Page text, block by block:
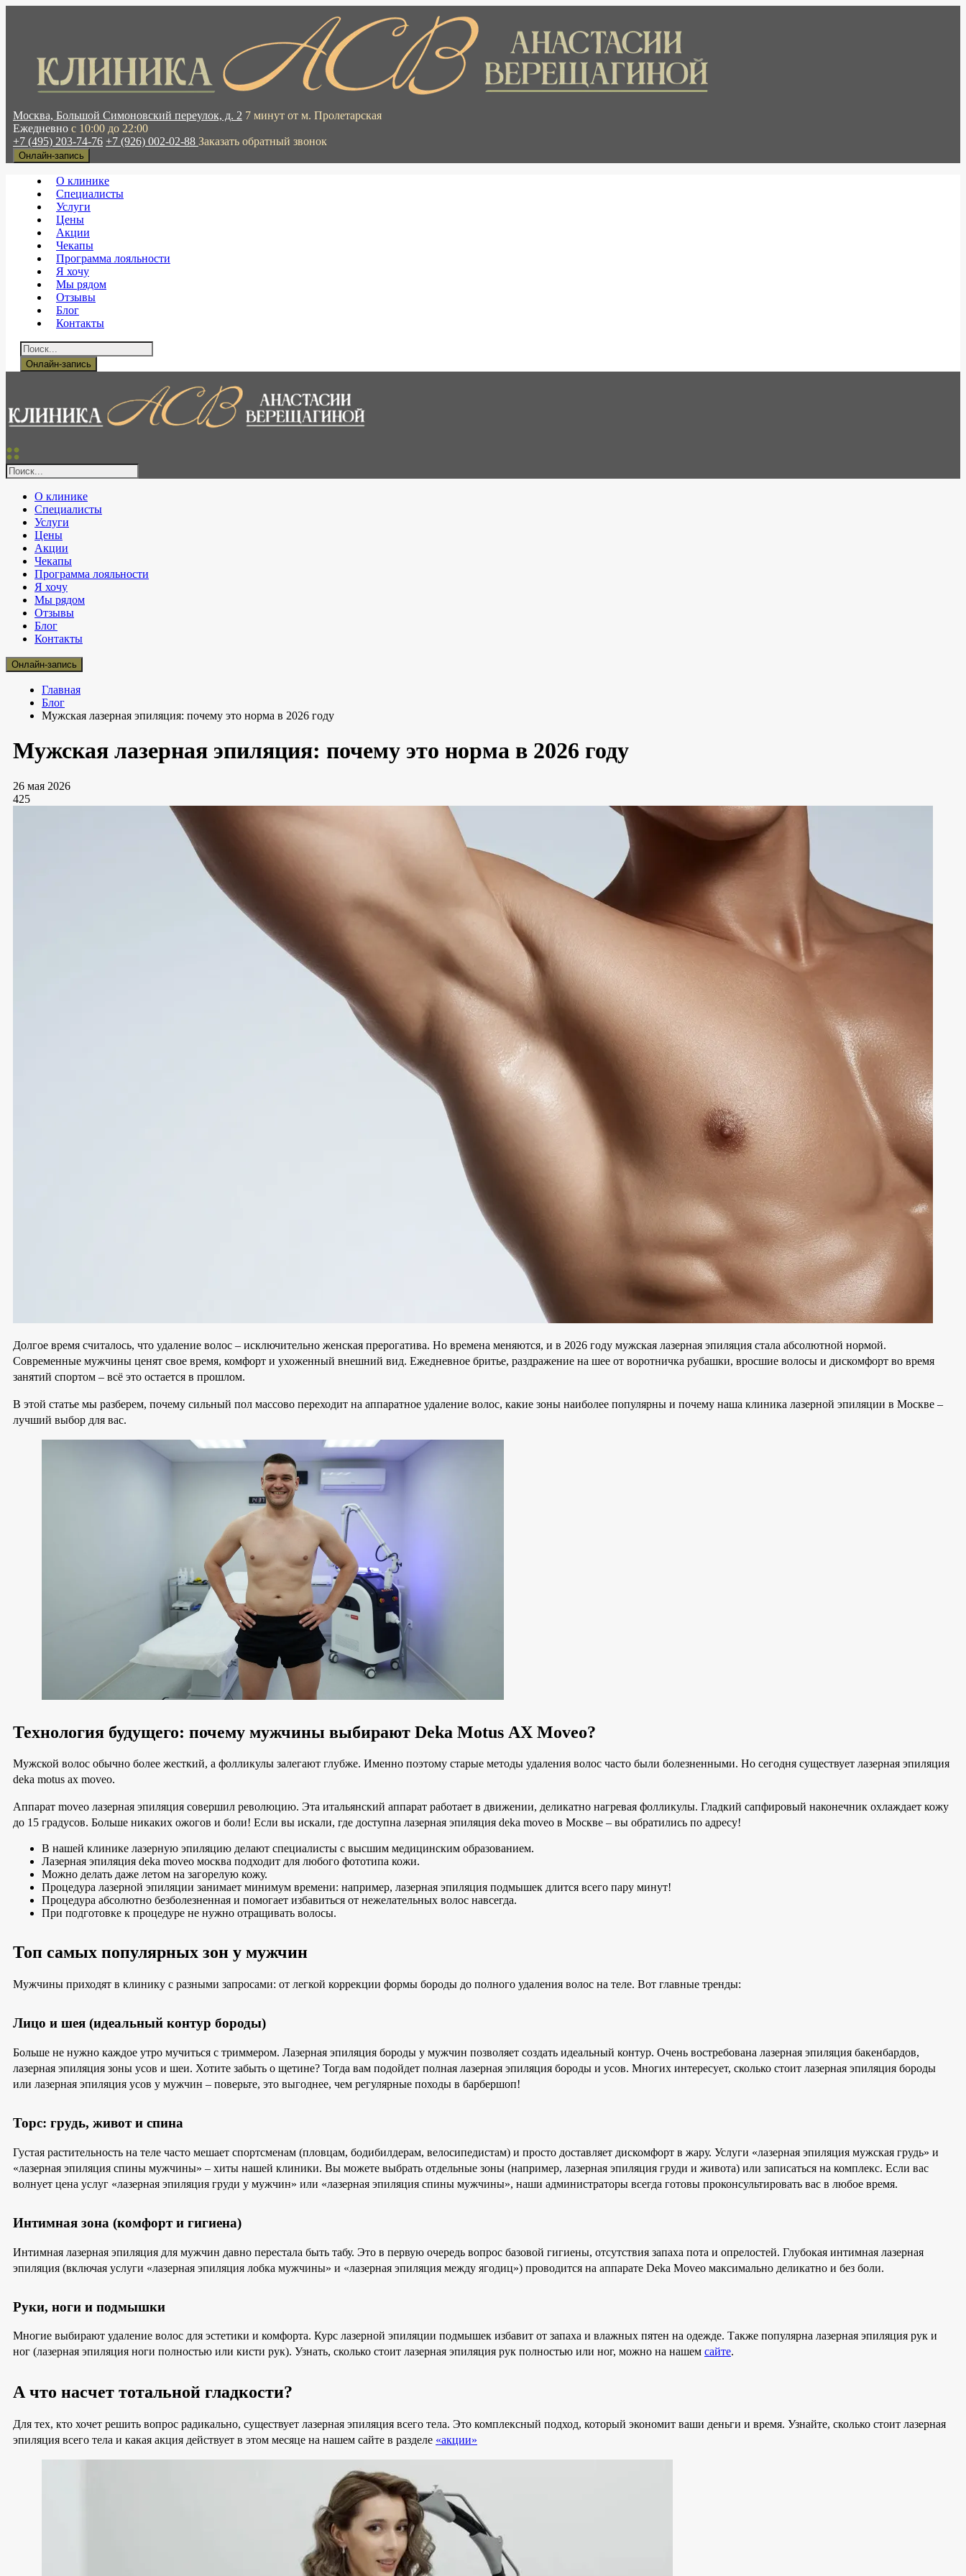
Москва, Большой Симоновский переулок, д. 2 7 минут от м. Пролетарская
Ежедневно с 10:00 до 22:00
+7 (495) 203-74-76 +7 (926) 002-02-88 Заказать обратный звонок
Онлайн-запись
О клинике
Специалисты
Услуги
Цены
Акции
Чекапы
Программа лояльности
Я хочу
Мы рядом
Отзывы
Блог
Контакты
Онлайн-запись
О клинике
Специалисты
Услуги
Цены
Акции
Чекапы
Программа лояльности
Я хочу
Мы рядом
Отзывы
Блог
Контакты
Онлайн-запись
Главная
Блог
Мужская лазерная эпиляция: почему это норма в 2026 году
Мужская лазерная эпиляция: почему это норма в 2026 году
26 мая 2026
425
Долгое время считалось, что удаление волос – исключительно женская прерогатива. Но времена меняются, и в 2026 году мужская лазерная эпиляция стала абсолютной нормой.
Современные мужчины ценят свое время, комфорт и ухоженный внешний вид. Ежедневное бритье, раздражение на шее от воротничка рубашки, вросшие волосы и дискомфорт во время
занятий спортом – всё это остается в прошлом.
В этой статье мы разберем, почему сильный пол массово переходит на аппаратное удаление волос, какие зоны наиболее популярны и почему наша клиника лазерной эпиляции в Москве –
лучший выбор для вас.
Технология будущего: почему мужчины выбирают Deka Motus AX Moveo?
Мужской волос обычно более жесткий, а фолликулы залегают глубже. Именно поэтому старые методы удаления волос часто были болезненными. Но сегодня существует лазерная эпиляция
deka motus ax moveo.
Аппарат moveo лазерная эпиляция совершил революцию. Эта итальянский аппарат работает в движении, деликатно нагревая фолликулы. Гладкий сапфировый наконечник охлаждает кожу
до 15 градусов. Больше никаких ожогов и боли! Если вы искали, где доступна лазерная эпиляция deka moveo в Москве – вы обратились по адресу!
В нашей клинике лазерную эпиляцию делают специалисты с высшим медицинским образованием.
Лазерная эпиляция deka moveo москва подходит для любого фототипа кожи.
Можно делать даже летом на загорелую кожу.
Процедура лазерной эпиляции занимает минимум времени: например, лазерная эпиляция подмышек длится всего пару минут!
Процедура абсолютно безболезненная и помогает избавиться от нежелательных волос навсегда.
При подготовке к процедуре не нужно отращивать волосы.
Топ самых популярных зон у мужчин
Мужчины приходят в клинику с разными запросами: от легкой коррекции формы бороды до полного удаления волос на теле. Вот главные тренды:
Лицо и шея (идеальный контур бороды)
Больше не нужно каждое утро мучиться с триммером. Лазерная эпиляция бороды у мужчин позволяет создать идеальный контур. Очень востребована лазерная эпиляция бакенбардов,
лазерная эпиляция зоны усов и шеи. Хотите забыть о щетине? Тогда вам подойдет полная лазерная эпиляция бороды и усов. Многих интересует, сколько стоит лазерная эпиляция бороды
или лазерная эпиляция усов у мужчин – поверьте, это выгоднее, чем регулярные походы в барбершоп!
Торс: грудь, живот и спина
Густая растительность на теле часто мешает спортсменам (пловцам, бодибилдерам, велосипедистам) и просто доставляет дискомфорт в жару. Услуги «лазерная эпиляция мужская грудь» и
«лазерная эпиляция спины мужчины» – хиты нашей клиники. Вы можете выбрать отдельные зоны (например, лазерная эпиляция груди и живота) или записаться на комплекс. Если вас
волнует цена услуг «лазерная эпиляция груди у мужчин» или «лазерная эпиляция спины мужчины», наши администраторы всегда готовы проконсультировать вас в любое время.
Интимная зона (комфорт и гигиена)
Интимная лазерная эпиляция для мужчин давно перестала быть табу. Это в первую очередь вопрос базовой гигиены, отсутствия запаха пота и опрелостей. Глубокая интимная лазерная
эпиляция (включая услуги «лазерная эпиляция лобка мужчины» и «лазерная эпиляция между ягодиц») проводится на аппарате Deka Moveo максимально деликатно и без боли.
Руки, ноги и подмышки
Многие выбирают удаление волос для эстетики и комфорта. Курс лазерной эпиляции подмышек избавит от запаха и влажных пятен на одежде. Также популярна лазерная эпиляция рук и
ног (лазерная эпиляция ноги полностью или кисти рук). Узнать, сколько стоит лазерная эпиляция рук полностью или ног, можно на нашем сайте.
А что насчет тотальной гладкости?
Для тех, кто хочет решить вопрос радикально, существует лазерная эпиляция всего тела. Это комплексный подход, который экономит ваши деньги и время. Узнайте, сколько стоит лазерная
эпиляция всего тела и какая акция действует в этом месяце на нашем сайте в разделе «акции»